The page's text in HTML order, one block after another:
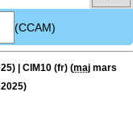
(CCAM)
| CIM10 (fr) (maj mars